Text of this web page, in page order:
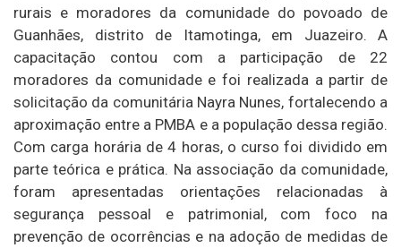
rurais e moradores da comunidade do povoado de
Guanhães, distrito de Itamotinga, em Juazeiro. A
capacitação contou com a participação de 22
moradores da comunidade e foi realizada a partir de
solicitação da comunitária Nayra Nunes, fortalecendo a
aproximação entre a PMBA e a população dessa região.
Com carga horária de 4 horas, o curso foi dividido em
parte teórica e prática. Na associação da comunidade,
foram apresentadas orientações relacionadas à
segurança pessoal e patrimonial, com foco na
prevenção de ocorrências e na adoção de medidas de